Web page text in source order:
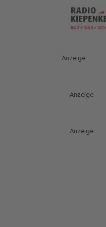
Anzeige
Anzeige
Anzeige